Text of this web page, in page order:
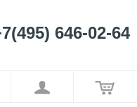
646-02-64